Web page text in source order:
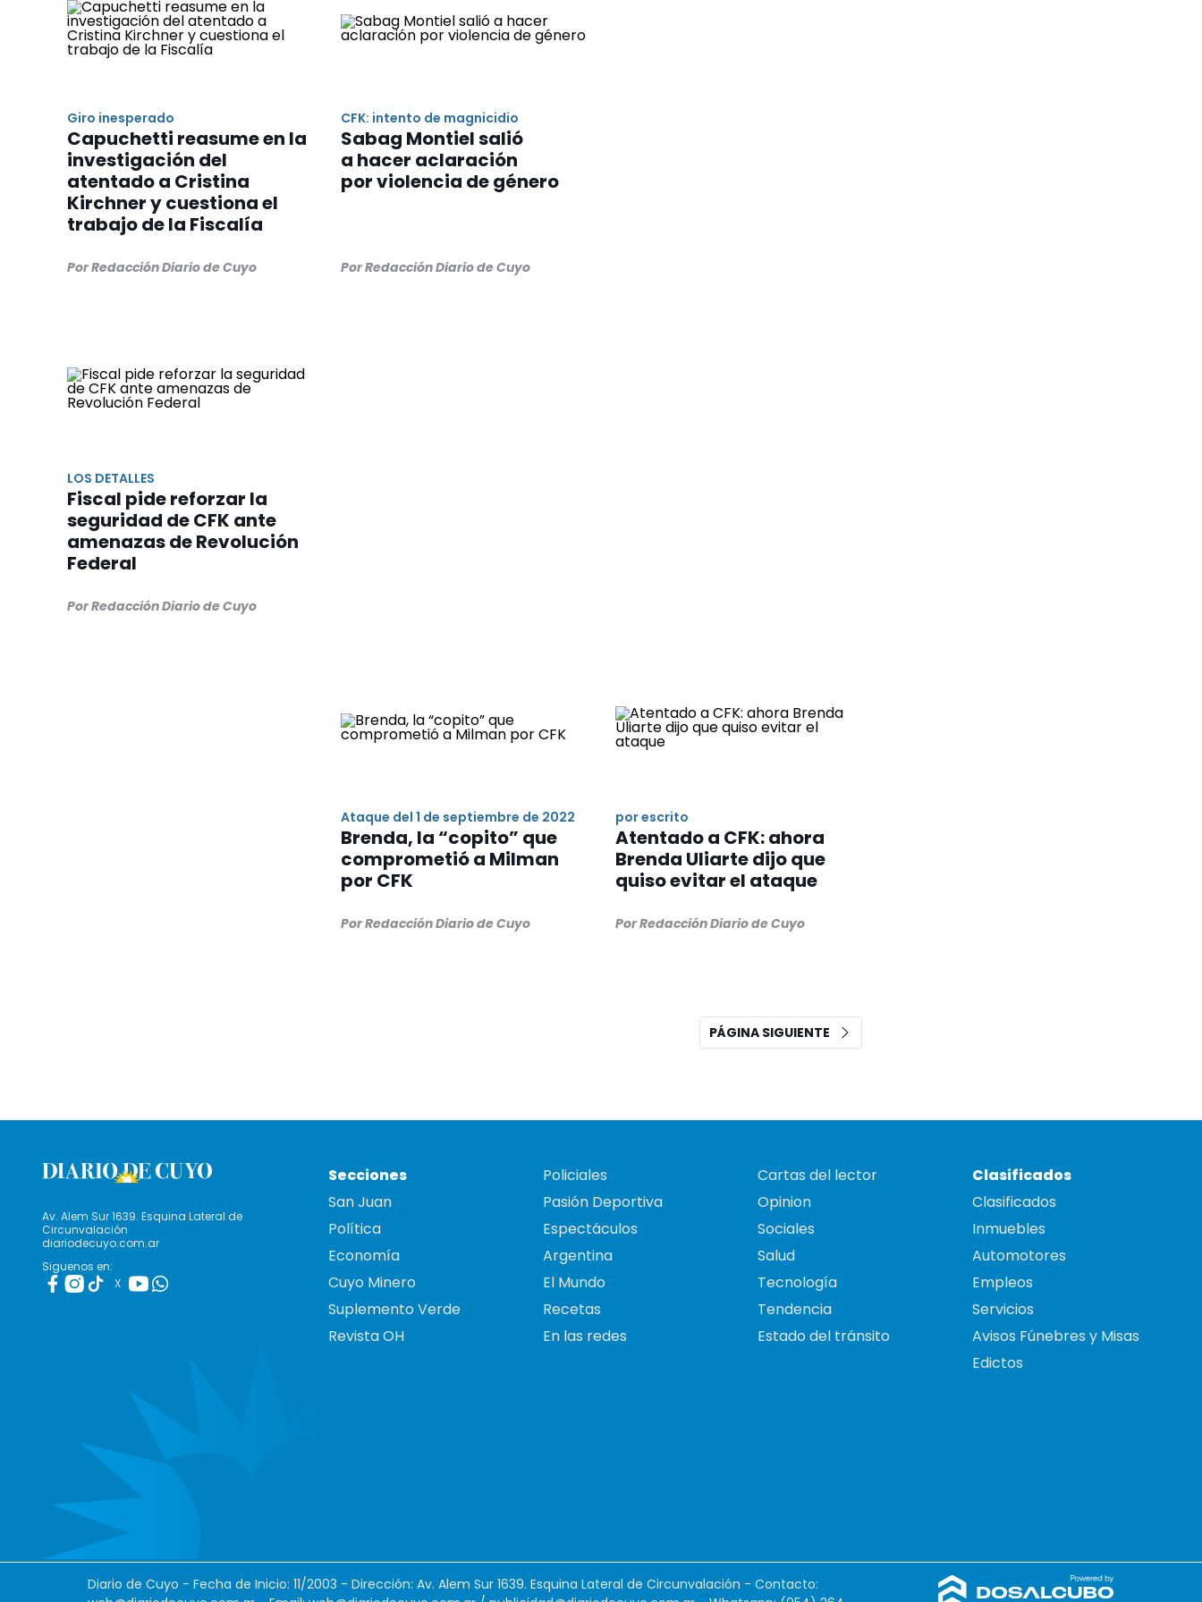
Giro inesperado
Capuchetti reasume en la
investigación del
atentado a Cristina
Kirchner y cuestiona el
trabajo de la Fiscalía
Por Redacción Diario de Cuyo
CFK: intento de magnicidio
Sabag Montiel salió
a hacer aclaración
por violencia de género
Por Redacción Diario de Cuyo
LOS DETALLES
Fiscal pide reforzar la
seguridad de CFK ante
amenazas de Revolución
Federal
Por Redacción Diario de Cuyo
Ataque del 1 de septiembre de 2022
Brenda, la “copito” que
comprometió a Milman
por CFK
Por Redacción Diario de Cuyo
por escrito
Atentado a CFK: ahora
Brenda Uliarte dijo que
quiso evitar el ataque
Por Redacción Diario de Cuyo
PÁGINA SIGUIENTE
Av. Alem Sur 1639. Esquina Lateral de
Circunvalación
diariodecuyo.com.ar
Siguenos en:
X
Secciones
San Juan
Política
Economía
Cuyo Minero
Suplemento Verde
Revista OH
Policiales
Pasión Deportiva
Espectáculos
Argentina
El Mundo
Recetas
En las redes
Cartas del lector
Opinion
Sociales
Salud
Tecnología
Tendencia
Estado del tránsito
Clasificados
Clasificados
Inmuebles
Automotores
Empleos
Servicios
Avisos Fúnebres y Misas
Edictos
Diario de Cuyo - Fecha de Inicio: 11/2003 - Dirección: Av. Alem Sur 1639. Esquina Lateral de Circunvalación - Contacto: